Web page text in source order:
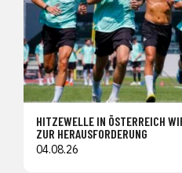
HITZEWELLE IN ÖSTERREICH
ZUR HERAUSFORDERUNG
04.08.26